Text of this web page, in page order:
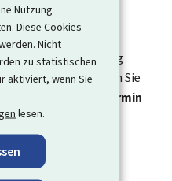
Nutzung
Diese Cookies
Nicht
zu statistischen
aktiviert, wenn Sie
lesen.
auf die Durchführung
Dann können Sie
oder einen
Termin